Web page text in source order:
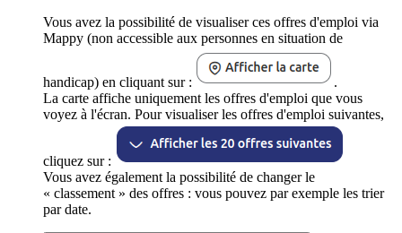
Vous avez la possibilité de visualiser ces offres d'emploi via
Mappy (non accessible aux personnes en situation de
handicap) en cliquant sur :
.
La carte affiche uniquement les offres d'emploi que vous
voyez à l'écran. Pour visualiser les offres d'emploi suivantes,
cliquez sur :
Vous avez également la possibilité de changer le
« classement » des offres : vous pouvez par exemple les trier
par date.